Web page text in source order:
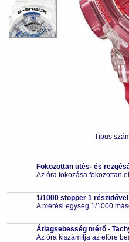
Típus
Fokozottan ütés- és
Az óra tokozása fokozottan
1/1000 stopper 1 részidővel
A mérési egység 1/1000
Átlagsebesség mérő -
Az óra kiszámítja az előre